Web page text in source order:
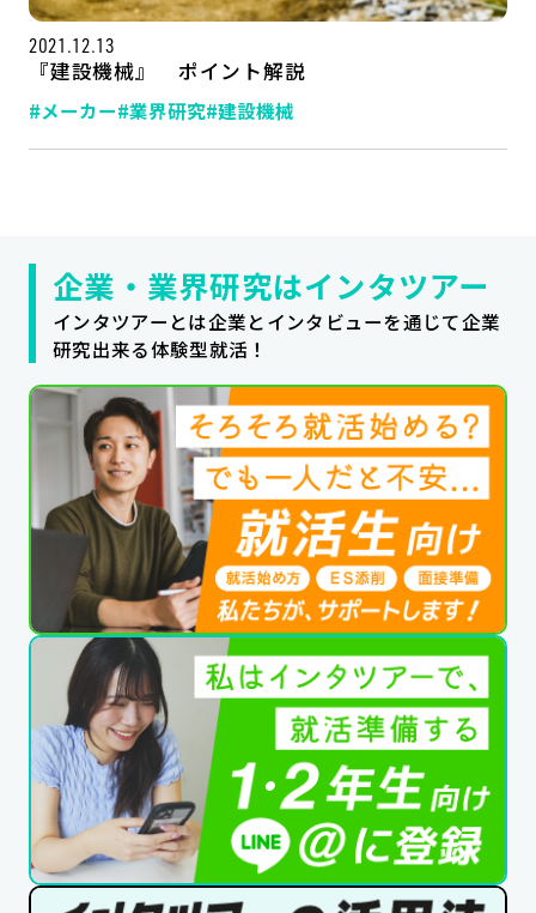
サイトマップ
公式SNSはこちら
2021.12.13
『建設機械』 ポイント解説
#メーカー#業界研究#建設機械
企業・業界研究はインタツアー
インタツアーとは企業とインタビューを通じて企業
研究出来る体験型就活！